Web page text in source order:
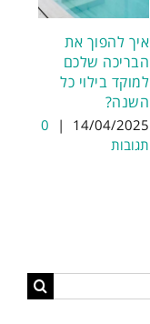
איך להפוך את
הבריכה שלכם
למוקד בילוי כל
השנה?
14/04/2025
|
0
תגובות